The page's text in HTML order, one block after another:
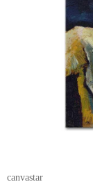
canvastar